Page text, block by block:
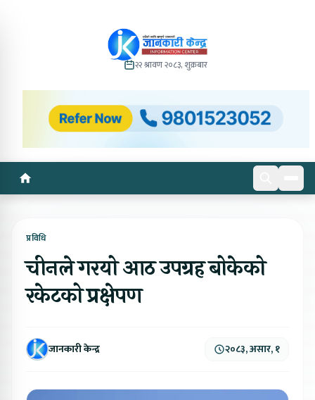
२२ श्रावण २०८३, शुक्रबार
प्रविधि
चीनले गरयो आठ उपग्रह बोकेको
रकेटको प्रक्षेपण
जानकारी केन्द्र २०८३, असार, १